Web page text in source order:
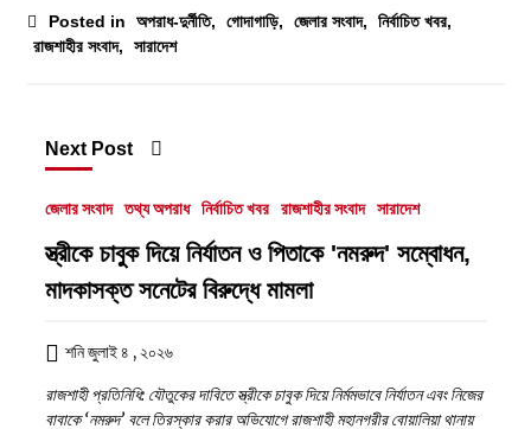
Posted in অপরাধ-দুর্নীতি, গোদাগাড়ি, জেলার সংবাদ, নির্বাচিত খবর,
রাজশাহীর সংবাদ, সারাদেশ
Next Post
জেলার সংবাদ তথ্য অপরাধ নির্বাচিত খবর রাজশাহীর সংবাদ সারাদেশ
স্ত্রীকে চাবুক দিয়ে নির্যাতন ও পিতাকে 'নমরুদ' সম্বোধন,
মাদকাসক্ত সনেটের বিরুদ্ধে মামলা
শনি জুলাই ৪ , ২০২৬
রাজশাহী প্রতিনিধি: যৌতুকের দাবিতে স্ত্রীকে চাবুক দিয়ে নির্মমভাবে নির্যাতন এবং নিজের
বাবাকে ‘নমরুদ’ বলে তিরস্কার করার অভিযোগে রাজশাহী মহানগরীর বোয়ালিয়া থানায়